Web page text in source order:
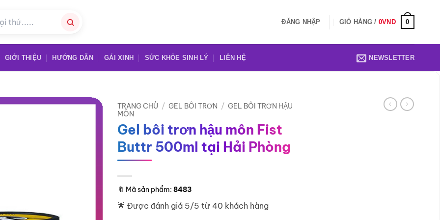
ĐĂNG NHẬP GIỎ HÀNG / 0VND 0
GIỚI THIỆU HƯỚNG DẪN GÁI XINH SỨC KHỎE SINH LÝ LIÊN HỆ NEWSLETTER
TRANG CHỦ / GEL BÔI TRƠN / GEL BÔI TRƠN HẬU
MÔN
Gel bôi trơn hậu môn Fist
Buttr 500ml tại Hải Phòng
🔖 Mã sản phẩm: 8483
🌟 Được đánh giá 5/5 từ 40 khách hàng